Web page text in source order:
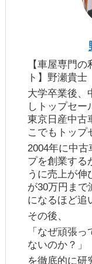
【車屋専門
ト】野瀬貴士
大学卒業後、
しトップセー
東京日産中古
こでもトップ
2004年に中古
プを創業する
うに売上が伸
が30万円まで
になるほど追
その後、
「なぜ頑張
ないのか？」
を徹底的に研